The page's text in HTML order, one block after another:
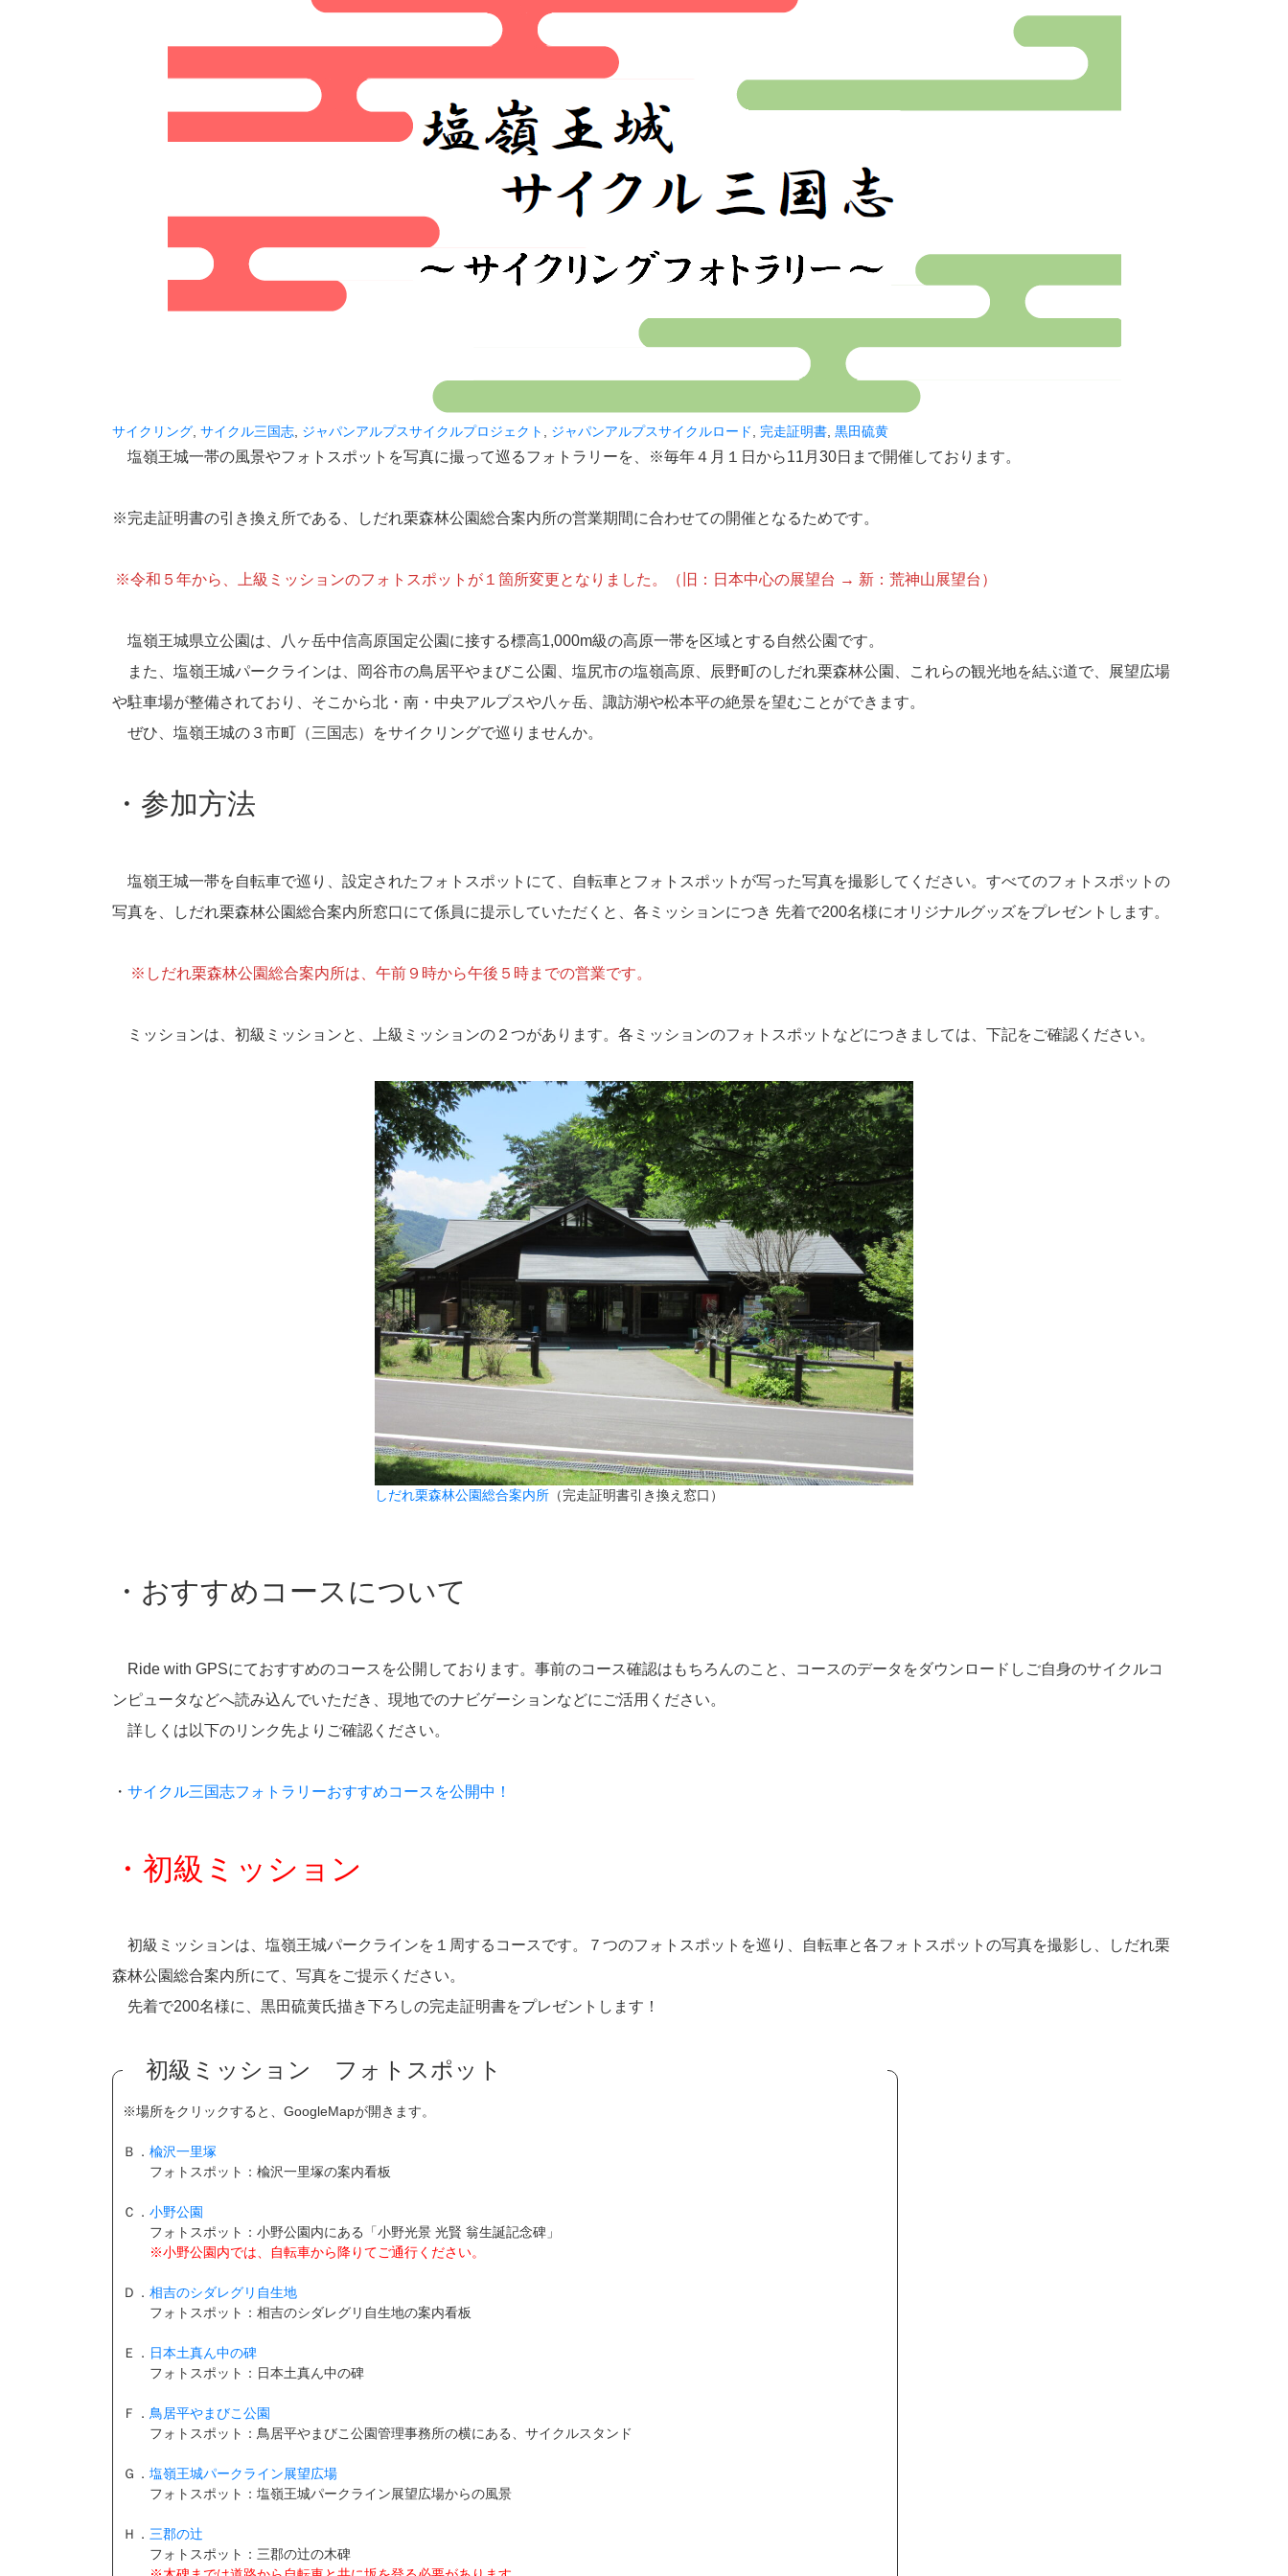
サイクリング サイクル三国志 ジャパンアルプスサイクルプロジェクト ジャパンアルプスサイクルロード 完走証明書 黒田硫黄
塩嶺王城一帯の風景やフォトスポットを写真に撮って巡るフォトラリーを、※毎年４月１日から11月30日まで開催しております。
※完走証明書の引き換え所である、しだれ栗森林公園総合案内所の営業期間に合わせての開催となるためです。
※令和５年から、上級ミッションのフォトスポットが１箇所変更となりました。（旧：日本中心の展望台 → 新：荒神山展望台）
塩嶺王城県立公園は、八ヶ岳中信高原国定公園に接する標高1,000m級の高原一帯を区域とする自然公園です。
また、塩嶺王城パークラインは、岡谷市の鳥居平やまびこ公園、塩尻市の塩嶺高原、辰野町のしだれ栗森林公園、これらの観光地を結ぶ道で、展望広場
や駐車場が整備されており、そこから北・南・中央アルプスや八ヶ岳、諏訪湖や松本平の絶景を望むことができます。
ぜひ、塩嶺王城の３市町（三国志）をサイクリングで巡りませんか。
・参加方法
塩嶺王城一帯を自転車で巡り、設定されたフォトスポットにて、自転車とフォトスポットが写った写真を撮影してください。すべてのフォトスポットの
写真を、しだれ栗森林公園総合案内所窓口にて係員に提示していただくと、各ミッションにつき 先着で200名様にオリジナルグッズをプレゼントします。
※しだれ栗森林公園総合案内所は、午前９時から午後５時までの営業です。
ミッションは、初級ミッションと、上級ミッションの２つがあります。各ミッションのフォトスポットなどにつきましては、下記をご確認ください。
しだれ栗森林公園総合案内所 （完走証明書引き換え窓口）
・おすすめコースについて
Ride with GPSにておすすめのコースを公開しております。事前のコース確認はもちろんのこと、コースのデータをダウンロードしご自身のサイクルコ
ンピュータなどへ読み込んでいただき、現地でのナビゲーションなどにご活用ください。
詳しくは以下のリンク先よりご確認ください。
・ サイクル三国志フォトラリーおすすめコースを公開中！
・初級ミッション
初級ミッションは、塩嶺王城パークラインを１周するコースです。７つのフォトスポットを巡り、自転車と各フォトスポットの写真を撮影し、しだれ栗
森林公園総合案内所にて、写真をご提示ください。
先着で200名様に、黒田硫黄氏描き下ろしの完走証明書をプレゼントします！
初級ミッション フォトスポット
※場所をクリックすると、GoogleMapが開きます。
Ｂ． 楡沢一里塚
フォトスポット：楡沢一里塚の案内看板
Ｃ． 小野公園
フォトスポット：小野公園内にある「小野光景 光賢 翁生誕記念碑」
※小野公園内では、自転車から降りてご通行ください。
Ｄ． 相吉のシダレグリ自生地
フォトスポット：相吉のシダレグリ自生地の案内看板
Ｅ． 日本土真ん中の碑
フォトスポット：日本土真ん中の碑
Ｆ． 鳥居平やまびこ公園
フォトスポット：鳥居平やまびこ公園管理事務所の横にある、サイクルスタンド
Ｇ． 塩嶺王城パークライン展望広場
フォトスポット：塩嶺王城パークライン展望広場からの風景
Ｈ． 三郡の辻
フォトスポット：三郡の辻の木碑